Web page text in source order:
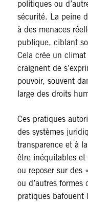
politiques ou
sécurité. La peine
à des menaces
publique, ciblant
Cela crée un climat
craignent de
pouvoir, souvent
large des droits
Ces pratiques
des systèmes
transparence et à
être inéquitables
ou reposer sur des
ou d’autres
pratiques bafouent